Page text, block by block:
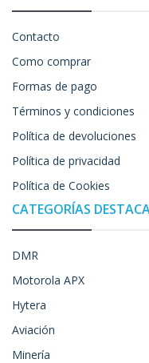
Contacto
Como comprar
Formas de pago
Términos y condiciones
Política de devoluciones
Política de privacidad
Política de Cookies
CATEGORÍAS
DMR
Motorola APX
Hytera
Aviación
Minería